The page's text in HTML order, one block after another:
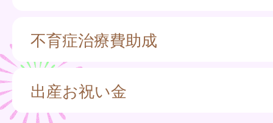
不育症治療費助成
出産お祝い金